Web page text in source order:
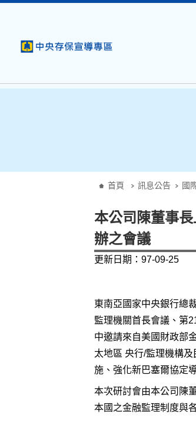
首頁 訊息公告 國
本公司陳董事
辦之會議
更新日期：97-09-25
東南亞國家中央銀行總
監理機關首長會議、第
中邀請來自美國財政部
太地區 央行/監理機構
施、強化新巴塞爾協定
本次研討會由本公司陳
本國之金融監理制度與